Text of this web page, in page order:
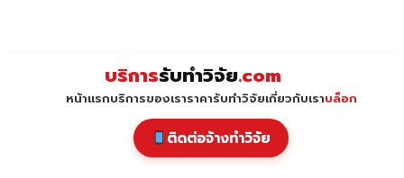
บริการรับทำวิจัย.com
หน้าแรกบริการของเราราคารับทำวิจัยเกี่ยวกับเราบล็อก
ติดต่อจ้างทำวิจัย